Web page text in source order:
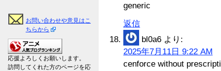
generic
返信
bl0a6 より:
2025年7月11日 9:22 AM
cenforce without
お問い合わせや意見はこ
ちらから
応援よろしくお願いします。
訪問してくれた方のページを応